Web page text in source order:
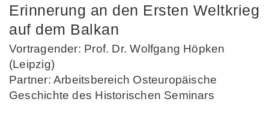
Erinnerung an den Ersten Weltkrieg
auf dem Balkan
Vortragender: Prof. Dr. Wolfgang Höpken
(Leipzig)
Partner: Arbeitsbereich Osteuropäische
Geschichte des Historischen Seminars